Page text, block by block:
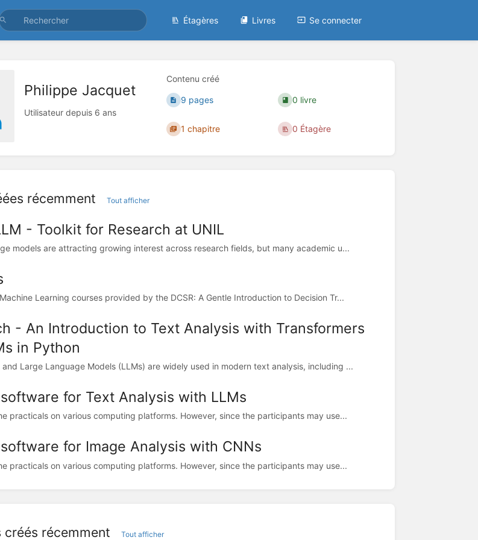
Étagères Livres Se connecter
Philippe Jacquet
Utilisateur depuis 6 ans
Contenu créé
9 pages
1 chapitre
0 livre
0 Étagère
récemment Tout afficher
- Toolkit for Research at UNIL
models are attracting growing interest across research fields, but many academic u...
Learning courses provided by the DCSR: A Gentle Introduction to Decision Tr...
- An Introduction to Text Analysis with Transformers
in Python
and Large Language Models (LLMs) are widely used in modern text analysis, including ...
for Text Analysis with LLMs
practicals on various computing platforms. However, since the participants may use...
for Image Analysis with CNNs
practicals on various computing platforms. However, since the participants may use...
créés récemment Tout afficher